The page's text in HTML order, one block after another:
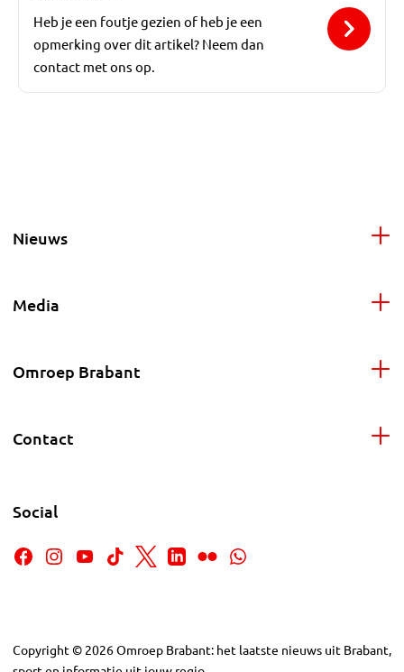
Heb je een foutje gezien of heb je een
opmerking over dit artikel? Neem dan
contact met ons op.
Nieuws
Media
Omroep Brabant
Contact
Social
Copyright © 2026Omroep Brabant: het laatste nieuws uit Brabant,